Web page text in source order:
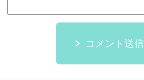
コメント送信